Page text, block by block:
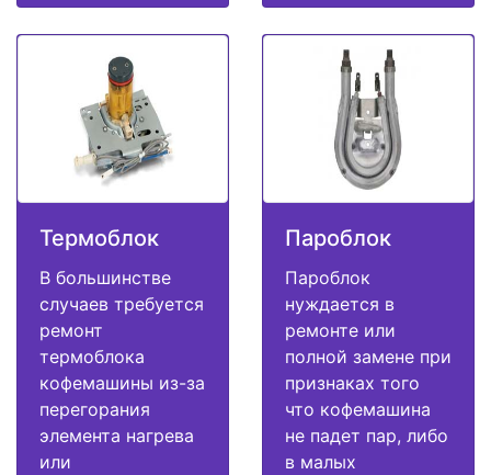
Термоблок
В большинстве
случаев требуется
ремонт
термоблока
кофемашины из-за
перегорания
элемента нагрева
или
Пароблок
Пароблок
нуждается в
ремонте или
полной замене при
признаках того
что кофемашина
не падет пар, либо
в малых